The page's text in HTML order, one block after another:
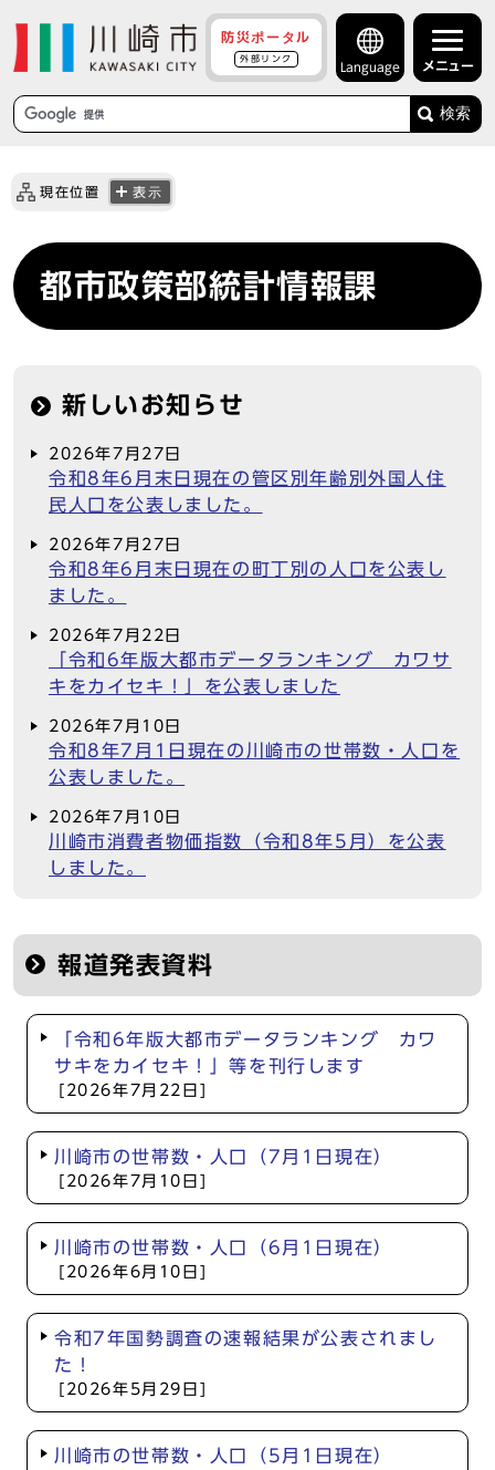
防災ポータル
外部リンク
Language メニュー
検索
現在位置 表示
都市政策部統計情報課
新しいお知らせ
2026年7月27日
令和8年6月末日現在の管区別年齢別外国人住
民人口を公表しました。
2026年7月27日
令和8年6月末日現在の町丁別の人口を公表し
ました。
2026年7月22日
「令和6年版大都市データランキング カワサ
キをカイセキ！」を公表しました
2026年7月10日
令和8年7月1日現在の川崎市の世帯数・人口を
公表しました。
2026年7月10日
川崎市消費者物価指数（令和8年5月）を公表
しました。
報道発表資料
「令和6年版大都市データランキング カワ
サキをカイセキ！」等を刊行します
[2026年7月22日]
川崎市の世帯数・人口（7月1日現在）
[2026年7月10日]
川崎市の世帯数・人口（6月1日現在）
[2026年6月10日]
令和7年国勢調査の速報結果が公表されまし
た！
[2026年5月29日]
川崎市の世帯数・人口（5月1日現在）